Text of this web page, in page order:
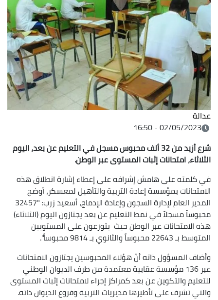
عدالة
02/05/2023 - 16:50
شرع أزيد من 32 ألف محبوس مسجل في التعليم عن
بعد، اليوم
الثلاثاء، امتحانات إثبات المستوى عبر الوطن.
في كلمته على هامش إشرافه على إعطاء إشارة انطلاق هذه
الامتحانات بمؤسسة إعادة التربية والتأهيل لمعسكر، أوضح
المدير العام لإدارة السجون وإعادة الإدماج، أسعيد زرب: "32457
محبوساً مسجلاً في نمط التعليم عن بعد يجتازون اليوم (الثلاثاء)
هذه الامتحانات عبر الوطن حيث يتوزعون على المستويين
المتوسط بـ 22643 محبوساً والثانوي بـ 9814 محبوساً".
وأضاف المسؤول ذاته أنّ هؤلاء المحبوسين يجتازون الامتحانات
عبر 136 مؤسسة عقابية معتمدة من طرف الديوان الوطني
للتعليم والتكوين عن بعد كمراكز إجراء لامتحانات إثبات المستوى
والتي تشرف على تأطيرها مديريات التربية وفروع الديوان ذاته.